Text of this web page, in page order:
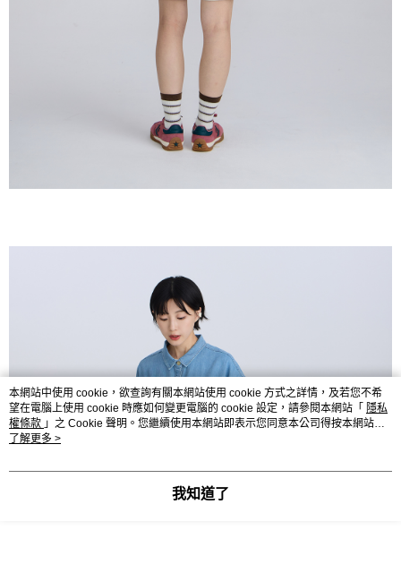
本網站中使用 cookie，欲查詢有關本網站使用 cookie 方式之詳情，及若您不希
望在電腦上使用 cookie 時應如何變更電腦的 cookie 設定，請參閱本網站「 隱私
權條款 」之 Cookie 聲明。您繼續使用本網站即表示您同意本公司得按本網站使
用條款之 Cookie 聲明使用 cookie。
了解更多 >
我知道了